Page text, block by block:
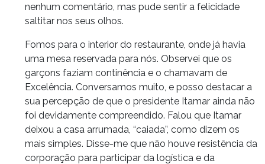
nenhum comentário, mas pude sentir a felicidade
saltitar nos seus olhos.
Fomos para o interior do restaurante, onde já havia
uma mesa reservada para nós. Observei que os
garçons faziam continência e o chamavam de
Excelência. Conversamos muito, e posso destacar a
sua percepção de que o presidente Itamar ainda não
foi devidamente compreendido. Falou que Itamar
deixou a casa arrumada, “caiada”, como dizem os
mais simples. Disse-me que não houve resistência da
corporação para participar da logística e da